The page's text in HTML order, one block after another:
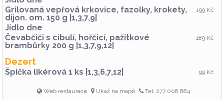
1 ks vrácení zálohované skleničky
1 ks záloha na sklo 20 Kč
Domácí bramboráky
300 g Domácí bramborák se zelím (1,3,7) 125 Kč
400 g Hermelín zapečený v bramboráku (1,3,7)
400 g Sýr zapečený v bramboráku (1,3,7)
400 g Cmunda po Kaplicku uzené maso se
149 Kč
400 g Vepřový Flamendr v bramboráku (1,3,7)
Grilovaná vepřová krkovice, fazolky, krokety,
dijon. om. 150 g |1,3,7,9|
199 Kč
Jídlo dne
Čevabčiči s cibulí, hořčicí, pažitkové
brambůrky 200 g |1,3,7,9,12|
189 Kč
Dezert
Špička likérová 1 ks |1,3,6,7,12| 99 Kč
Web restaurace Ukaž na mapě Tel: 277 008 884